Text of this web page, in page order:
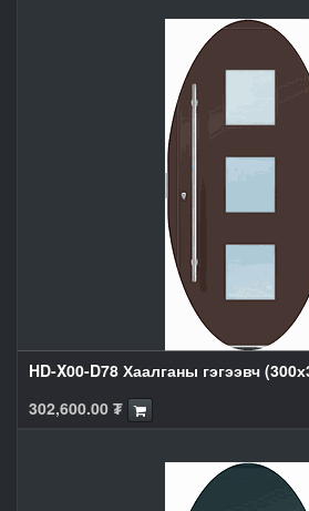
HD-X00-D78 Хаалганы гэгээвч
302,600.00 ₮